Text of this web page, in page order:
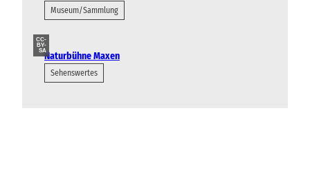
Museum/Sammlung
CC-
BY-
SANaturbühne Maxen
Sehenswertes